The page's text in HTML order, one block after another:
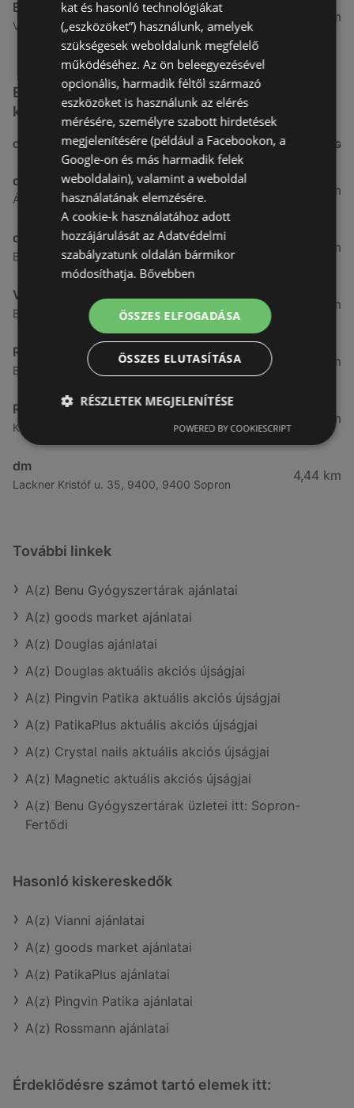
Benu Gyógyszertárak
Vasút Sor 1, 9432 Fertőd
26,99 km
Egyéb Kozmetikumok és Drogéria üzletek a
közelben
CÍM TÁVOLSÁG
dm
Ágfalvi út 4, 9400, 9400 Sopron
3,26 km
dm
Besenyő u. 23, 9400 Sopron
3,28 km
Vianni
Bánfalvi út 14., 9400 Sopron
3,57 km
Rossmann
Bánfalvi út 6-8., 9400 Sopron
3,83 km
Rossmann
Kodály Zoltán tér 16. 16., 9400 Sopron
4,19 km
dm
Lackner Kristóf u. 35, 9400, 9400 Sopron
4,44 km
További linkek
A(z) Benu Gyógyszertárak ajánlatai
A(z) goods market ajánlatai
A(z) Douglas ajánlatai
A(z) Douglas aktuális akciós újságjai
A(z) Pingvin Patika aktuális akciós újságjai
A(z) PatikaPlus aktuális akciós újságjai
A(z) Crystal nails aktuális akciós újságjai
A(z) Magnetic aktuális akciós újságjai
A(z) Benu Gyógyszertárak üzletei itt: Sopron-
Fertődi
Hasonló kiskereskedők
A(z) Vianni ajánlatai
A(z) goods market ajánlatai
A(z) PatikaPlus ajánlatai
A(z) Pingvin Patika ajánlatai
A(z) Rossmann ajánlatai
Érdeklődésre számot tartó elemek itt:
kat és hasonló technológiákat
(„eszközöket”) használunk, amelyek
szükségesek weboldalunk megfelelő
működéséhez. Az ön beleegyezésével
opcionális, harmadik féltől származó
eszközöket is használunk az elérés
mérésére, személyre szabott hirdetések
megjelenítésére (például a Facebookon, a
Google-on és más harmadik felek
weboldalain), valamint a weboldal
használatának elemzésére.
A cookie-k használatához adott
hozzájárulását az Adatvédelmi
szabályzatunk oldalán bármikor
módosíthatja. Bővebben
ÖSSZES ELFOGADÁSA
ÖSSZES ELUTASÍTÁSA
RÉSZLETEK MEGJELENÍTÉSE
POWERED BY COOKIESCRIPT